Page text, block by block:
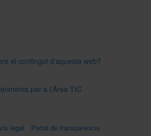
el contingut d'aquesta web?
per a l'Àrea TIC
legal
Portal de transparència